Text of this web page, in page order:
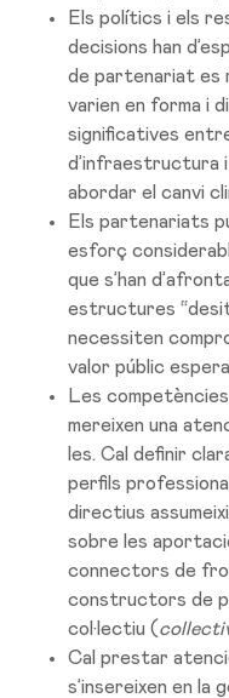
Els polítics i els
decisions han
de partenariat es
varien en forma i
significatives
d’infraestructura
abordar el canvi
Els partenariats
esforç
que s’han
estructures
necessiten
valor públic
Les
mereixen una
les. Cal definir
perfils
directius
sobre les
connectors de
constructors de
col·lectiu (
Cal prestar
s’insereixen en la